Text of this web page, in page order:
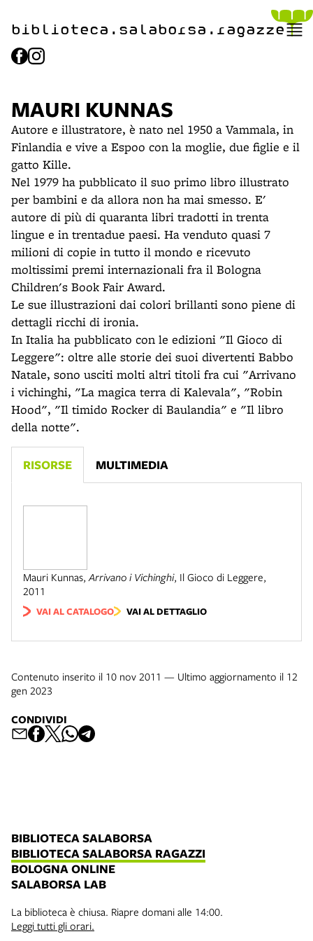
biblioteca.​salaborsa.ragazze
MAURI KUNNAS
Autore e illustratore, è nato nel 1950 a Vammala, in
Finlandia e vive a Espoo con la moglie, due figlie e il
gatto Kille.
Nel 1979 ha pubblicato il suo primo libro illustrato
per bambini e da allora non ha mai smesso. E'
autore di più di quaranta libri tradotti in trenta
lingue e in trentadue paesi. Ha venduto quasi 7
milioni di copie in tutto il mondo e ricevuto
moltissimi premi internazionali fra il Bologna
Children's Book Fair Award.
Le sue illustrazioni dai colori brillanti sono piene di
dettagli ricchi di ironia.
In Italia ha pubblicato con le edizioni "Il Gioco di
Leggere": oltre alle storie dei suoi divertenti Babbo
Natale, sono usciti molti altri titoli fra cui "Arrivano
i vichinghi, "La magica terra di Kalevala", "Robin
Hood", "Il timido Rocker di Baulandia" e "Il libro
della notte".
RISORSE MULTIMEDIA
Mauri Kunnas,Arrivano i Vichinghi, Il Gioco di Leggere,
2011
VAI AL CATALOGO VAI AL DETTAGLIO
Contenuto inserito il 10 nov 2011 — Ultimo aggiornamento il 12
gen 2023
CONDIVIDI
BIBLIOTECA SALABORSA
BIBLIOTECA SALABORSA RAGAZZI
BOLOGNA ONLINE
SALABORSA LAB
La biblioteca è chiusa. Riapre domani alle 14:00.
Leggi tutti gli orari.